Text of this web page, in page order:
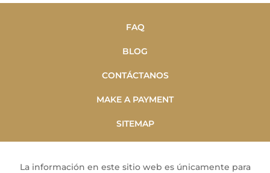
FAQ
BLOG
CONTÁCTANOS
MAKE A PAYMENT
SITEMAP
La información en este sitio web es únicamente para